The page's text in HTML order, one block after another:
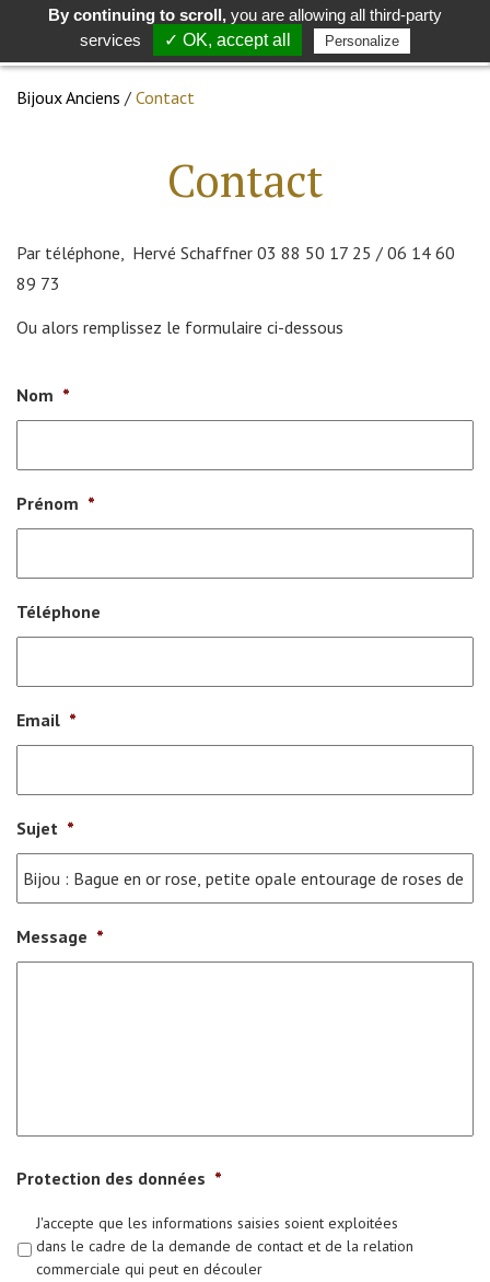
Toggle
search
Bijoux Anciens / Contact
Contact
Par téléphone, Hervé Schaffner 03 88 50 17 25 / 06 14 60
89 73
Ou alors remplissez le formulaire ci-dessous
Nom *
Prénom *
Téléphone
Email *
Sujet *
Message *
Protection des données *
J'accepte que les informations saisies soient exploitées
dans le cadre de la demande de contact et de la relation
commerciale qui peut en découler
By continuing to scroll,you are allowing all third-party
services
✓ OK, accept all Personalize